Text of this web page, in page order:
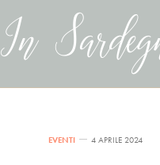
EVENTI 4 APRILE 2024